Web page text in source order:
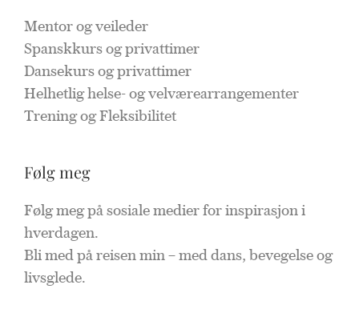
Mentor og veileder
Spanskkurs og privattimer
Dansekurs og privattimer
Helhetlig helse- og velværearrangementer
Trening og Fleksibilitet
Følg meg
Følg meg på sosiale medier for inspirasjon i
hverdagen.
Bli med på reisen min – med dans, bevegelse og
livsglede.